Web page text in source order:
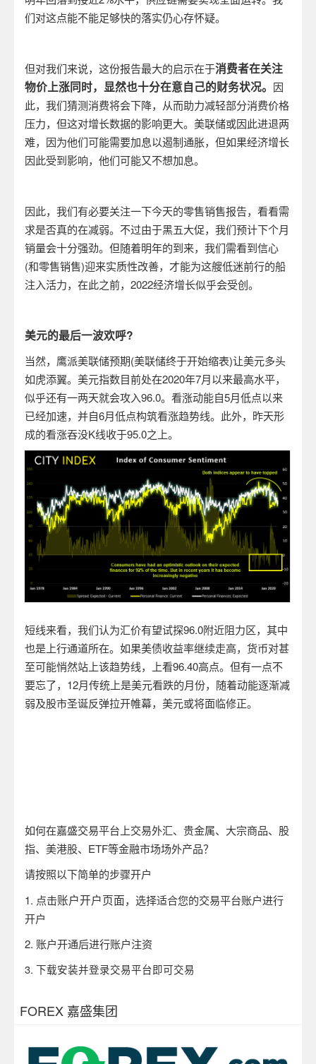
们对这点能不能足够快的落实仍心存怀疑。
但对我们来说，这份报告最大的启示在于消费者在关注
物价上涨同时，显然也十分在意自己的财务状况。 因
此，我们猜测消费将会下降，从而助力减轻部分消费价格
压力，但这对增长数据的影响更大。美联储或因此进退两
难，因为他们可能需要加息以遏制通胀，但如果经济增长
因此受到影响，他们可能又不想加息。
因此，我们有必要关注一下今天的零售销售报告，看看需
求是否真的在减弱。不过由于黑五大促，我们预计下个月
销量会十分强劲。但随着明年的到来，我们需看到信心
(和零售销售)迎来实质性改善，才能为这艘低迷前行的船
注入活力，在此之前，2022经济增长似乎会受创。
美元的最后一波欢呼?
当然，鹰派美联储预期(美联储终于开始缩表)让美元多头
如虎添翼。美元指数目前处在2020年7月以来最高水平，
似乎还有一两天就会攻入96.0。看涨动能自5月低点以来
已经加速，并自6月低点构筑看涨趋势线。此外，昨天形
成的看涨吞没K线收于95.0之上。
短线来看，我们认为汇价有望试探96.0附近阻力区，其中
也是上行通道所在。如果美债收益率继续走高，货币对甚
至可能悄然站上该趋势线，上看96.40高点。但有一点不
要忘了，12月传统上是美元看跌的月份，随着动能逐渐减
弱及股市圣诞反弹拉开帷幕，美元或将面临修正。
如何在嘉盛交易平台上交易外汇、贵金属、大宗商品、股
指、美港股、ETF等金融市场场外产品？
请按照以下简单的步骤开户
1. 点击账户开户页面，选择适合您的交易平台账户进行
开户
2. 账户开通后进行账户注资
3. 下载安装并登录交易平台即可交易
FOREX 嘉盛集团